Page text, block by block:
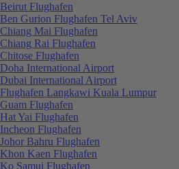
Beirut Flughafen
Ben Gurion Flughafen Tel Aviv
Chiang Mai Flughafen
Chiang Rai Flughafen
Chitose Flughafen
Doha International Airport
Dubai International Airport
Flughafen Langkawi Kuala Lumpur
Guam Flughafen
Hat Yai Flughafen
Incheon Flughafen
Johor Bahru Flughafen
Khon Kaen Flughafen
Ko Samui Flughafen